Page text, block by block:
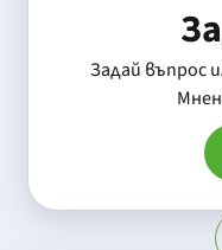
Задай въпрос